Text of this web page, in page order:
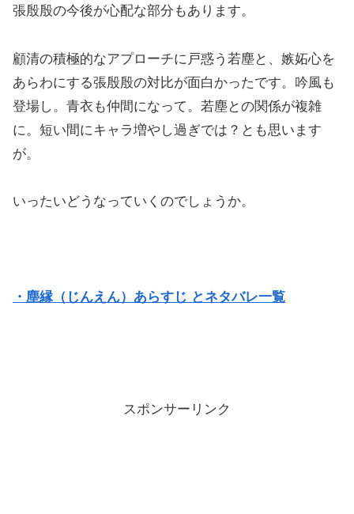
張殷殷の今後が心配な部分もあります。
顧清の積極的なアプローチに戸惑う若塵と、嫉妬心を
あらわにする張殷殷の対比が面白かったです。吟風も
登場し。青衣も仲間になって。若塵との関係が複雑
に。短い間にキャラ増やし過ぎでは？とも思います
が。
いったいどうなっていくのでしょうか。
・塵縁（じんえん）あらすじ とネタバレ一覧
スポンサーリンク